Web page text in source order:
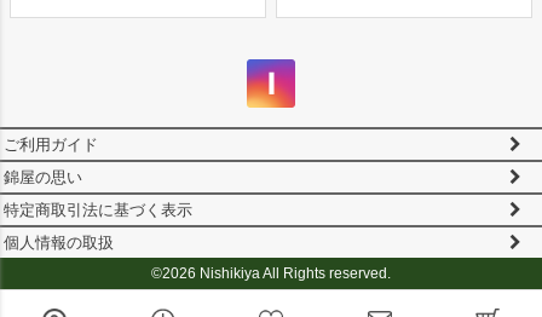
ご利用ガイド
錦屋の思い
特定商取引法に基づく表示
個人情報の取扱
©2026 Nishikiya All Rights reserved.